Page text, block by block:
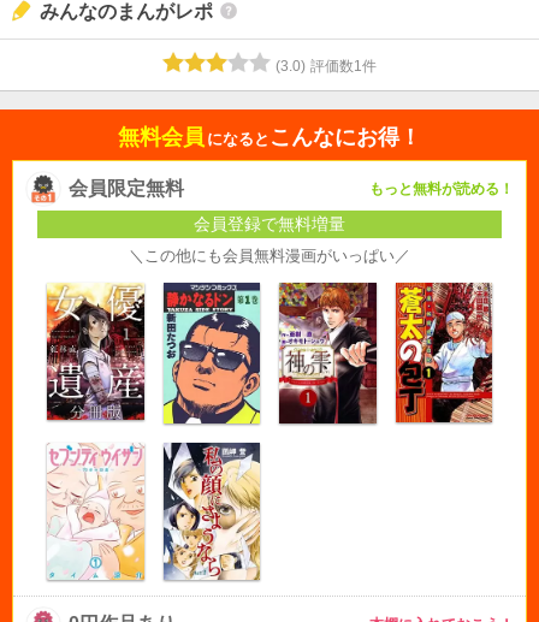
みんなのまんがレポ
(3.0) 評価数1件
無料会員 になると こんなにお得！
会員限定無料 もっと無料が読める！
会員登録で無料増量
＼この他にも会員無料漫画がいっぱい／